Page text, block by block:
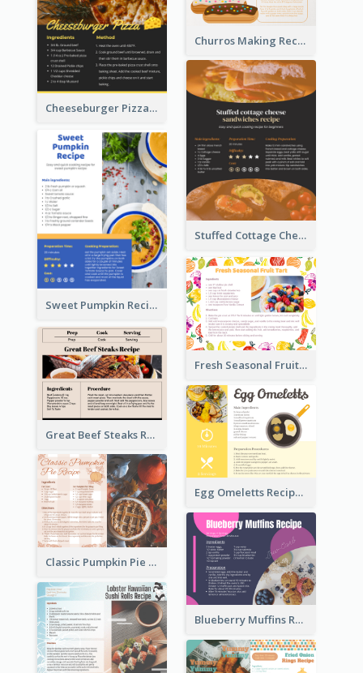
Cheeseburger Pizza Recipe Card
Churros Making Recipe Card
Stuffed Cottage Cheese Sandwiches Recipe
Sweet Pumpkin Recipe Card
Fresh Seasonal Fruit Tart Recipe Card
Great Beef Steaks Recipe Card
Egg Omeletts Recipe Card
Classic Pumpkin Pie Recipe Card
Blueberry Muffins Recipe Card